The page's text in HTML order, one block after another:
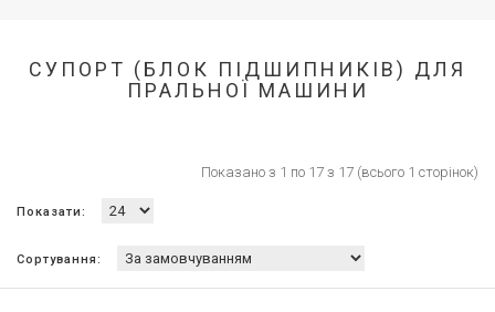
СУПОРТ (БЛОК ПІДШИПНИКІВ) ДЛЯ
ПРАЛЬНОЇ МАШИНИ
Показано з 1 по 17 з 17 (всього 1 сторінок)
Показати:
Сортування: